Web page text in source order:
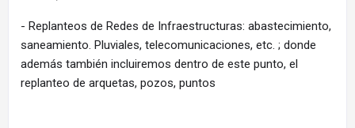
- Replanteos de Redes de Infraestructuras: abastecimiento,
saneamiento. Pluviales, telecomunicaciones, etc. ; donde
además también incluiremos dentro de este punto, el
replanteo de arquetas, pozos, puntos